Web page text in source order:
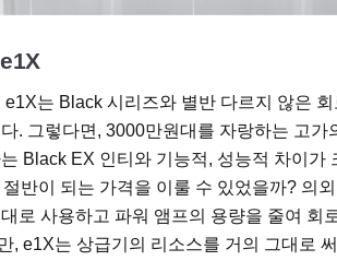
e1X는 Black 시리즈와 별반 다르지 않은
. 그렇다면, 3000만원대를 자랑하는 고
Black EX 인티와 기능적, 성능적 차이
반이 되는 가격을 이룰 수 있었을까? 의
로 사용하고 파워 앰프의 용량을 줄여
, e1X는 상급기의 리소스를 거의 그대로